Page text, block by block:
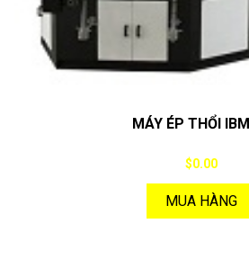
MÁY ÉP THỔI
$0.00
MUA HÀNG